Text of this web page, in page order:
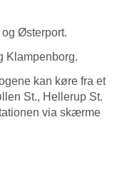
Østerport.
Klampenborg.
kan køre fra et
St., Hellerup St.
via skærme